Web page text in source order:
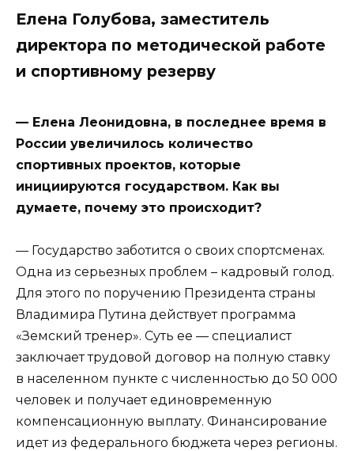
Елена Голубова, заместитель
директора по методической работе
и спортивному резерву
— Елена Леонидовна, в последнее время в
России увеличилось количество
спортивных проектов, которые
инициируются государством. Как вы
думаете, почему это происходит?
— Государство заботится о своих спортсменах.
Одна из серьезных проблем – кадровый голод.
Для этого по поручению Президента страны
Владимира Путина действует программа
«Земский тренер». Суть ее — специалист
заключает трудовой договор на полную ставку
в населенном пункте с численностью до 50 000
человек и получает единовременную
компенсационную выплату. Финансирование
идет из федерального бюджета через регионы.